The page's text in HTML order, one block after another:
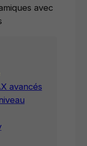
avec
avancés